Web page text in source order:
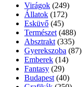
Virágok (249)
Állatok (172)
Esküvő (45)
Természet (488)
Absztrakt (335)
Gyerekszoba (87)
Emberek (14)
Fantasy (29)
Budapest (40)